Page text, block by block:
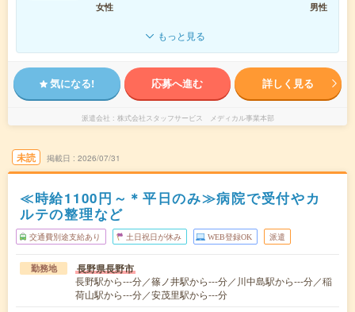
女性
男性
もっと見る
気になる! 応募へ進む 詳しく見る
派遣会社 株式会社スタッフサービス メディカル事業本部
未読 掲載日 2026/07/31
≪時給1100円～＊平日のみ≫病院で受付やカ
ルテの整理など
交通費別途支給あり 土日祝日が休み WEB登録OK 派遣
勤務地 長野県長野市
長野駅から---分／篠ノ井駅から---分／川中島駅から---分／稲
荷山駅から---分／安茂里駅から---分